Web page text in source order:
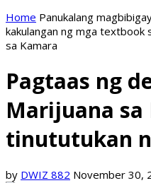
Home Panukalang
kakulangan ng mga textbook
sa Kamara
Pagtaas ng
Marijuana
tinututukan
by DWIZ 882 November 30,